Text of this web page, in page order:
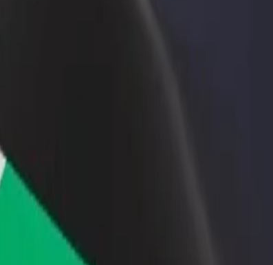
أضف أسطولك إلى بولت وقم بزيادة